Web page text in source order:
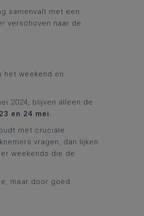
samenvalt met een
verschoven naar de
het weekend en
2024, blijven alleen de
en 24 mei.
met cruciale
vragen, dan lijken
weekends die de
maar door goed